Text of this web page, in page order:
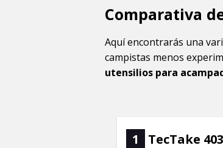
Comparativa
Aquí encontrarás una
campistas menos
utensilios para
1
TecTake